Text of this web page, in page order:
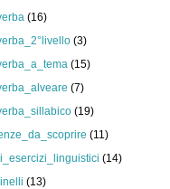
(16)
(3)
(15)
(7)
(19)
(11)
(14)
(13)